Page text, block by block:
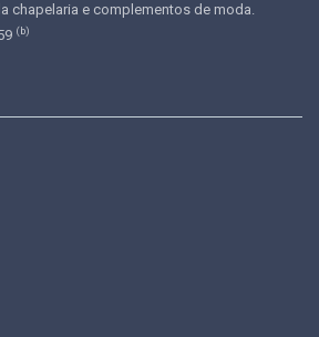
chapelaria e complementos de moda.
(b)